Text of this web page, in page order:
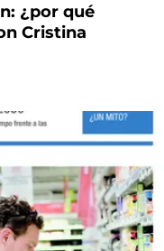
¿por qué
Cristina